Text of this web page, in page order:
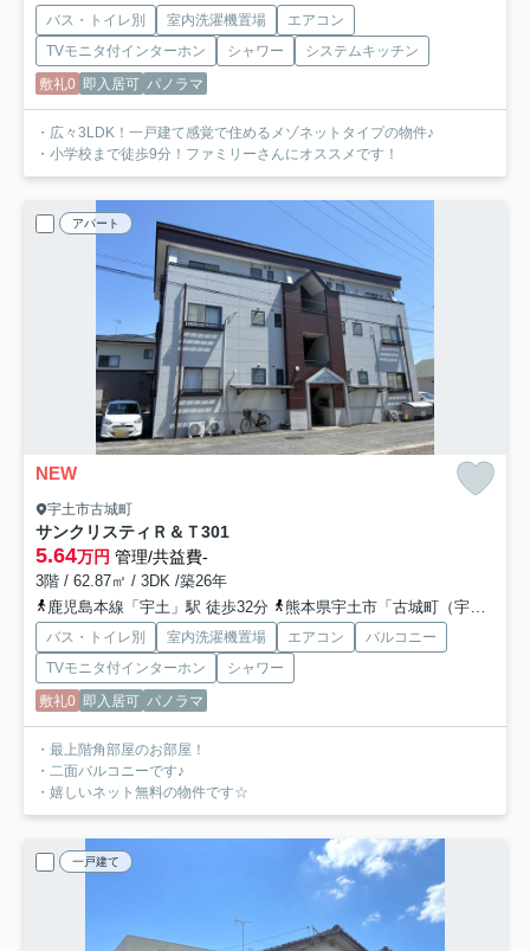
バス・トイレ別 室内洗濯機置場
エアコン
TVモニタ付インターホン
シャワー
システムキッチン
敷礼0 即入居可 パノラマ
・広々3LDK！一戸建て感覚で住めるメゾネットタイプの物件♪
・小学校まで徒歩9分！ファミリーさんにオススメです！
アパート
NEW
宇土市古城町
サンクリスティＲ＆Ｔ301
5.64万円 管理/共益費-
3階 / 62.87㎡ / 3DK /築26年
鹿児島本線「宇土」駅 徒歩32分
熊本県宇土市「古城町（宇土市）」バス停下車 徒歩3分
バス・トイレ別 室内洗濯機置場 エアコン
バルコニー
TVモニタ付インターホン
シャワー
敷礼0 即入居可 パノラマ
・最上階角部屋のお部屋！
・二面バルコニーです♪
・嬉しいネット無料の物件です☆
一戸建て